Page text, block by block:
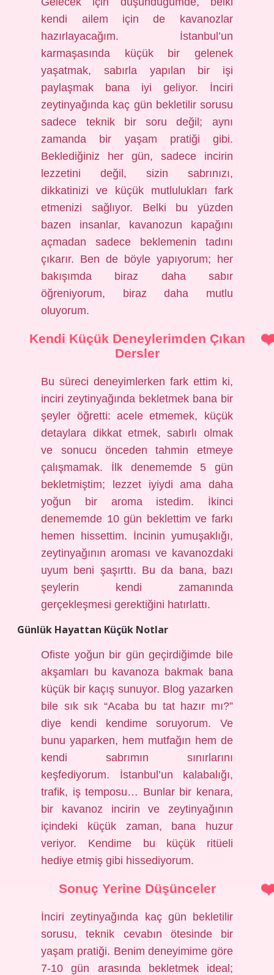
kendi ailem için de kavanozlar
hazırlayacağım. İstanbul’un
karmaşasında küçük bir gelenek
yaşatmak, sabırla yapılan bir işi
paylaşmak bana iyi geliyor. İnciri
zeytinyağında kaç gün bekletilir sorusu
sadece teknik bir soru değil; aynı
zamanda bir yaşam pratiği gibi.
Beklediğiniz her gün, sadece incirin
lezzetini değil, sizin sabrınızı,
dikkatinizi ve küçük mutlulukları fark
etmenizi sağlıyor. Belki bu yüzden
bazen insanlar, kavanozun kapağını
açmadan sadece beklemenin tadını
çıkarır. Ben de böyle yapıyorum; her
bakışımda biraz daha sabır
öğreniyorum, biraz daha mutlu
oluyorum.
Kendi Küçük Deneylerimden Çıkan
Dersler
Bu süreci deneyimlerken fark ettim ki,
inciri zeytinyağında bekletmek bana bir
şeyler öğretti: acele etmemek, küçük
detaylara dikkat etmek, sabırlı olmak
ve sonucu önceden tahmin etmeye
çalışmamak. İlk denememde 5 gün
bekletmiştim; lezzet iyiydi ama daha
yoğun bir aroma istedim. İkinci
denememde 10 gün beklettim ve farkı
hemen hissettim. İncinin yumuşaklığı,
zeytinyağının aroması ve kavanozdaki
uyum beni şaşırttı. Bu da bana, bazı
şeylerin kendi zamanında
gerçekleşmesi gerektiğini hatırlattı.
Günlük Hayattan Küçük Notlar
Ofiste yoğun bir gün geçirdiğimde bile
akşamları bu kavanoza bakmak bana
küçük bir kaçış sunuyor. Blog yazarken
bile sık sık “Acaba bu tat hazır mı?”
diye kendi kendime soruyorum. Ve
bunu yaparken, hem mutfağın hem de
kendi sabrımın sınırlarını
keşfediyorum. İstanbul’un kalabalığı,
trafik, iş temposu… Bunlar bir kenara,
bir kavanoz incirin ve zeytinyağının
içindeki küçük zaman, bana huzur
veriyor. Kendime bu küçük ritüeli
hediye etmiş gibi hissediyorum.
Sonuç Yerine Düşünceler
İnciri zeytinyağında kaç gün bekletilir
sorusu, teknik cevabın ötesinde bir
yaşam pratiği. Benim deneyimime göre
7-10 gün arasında bekletmek ideal;